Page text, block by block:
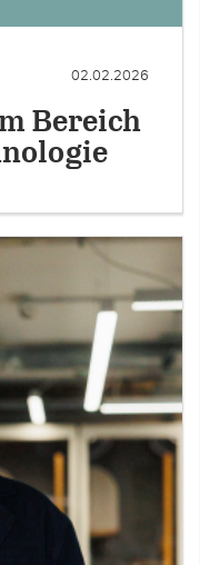
02.02.2026
Bereich